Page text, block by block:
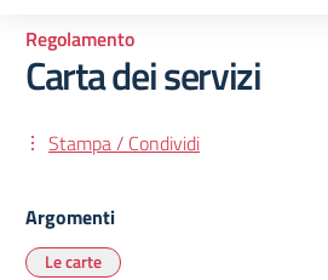
Regolamento
Carta dei servizi
Stampa / Condividi
Argomenti
Le carte